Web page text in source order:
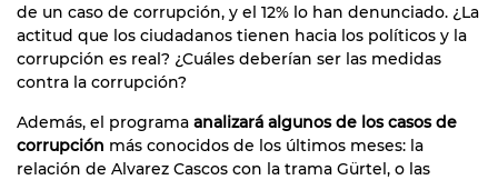
de un caso de corrupción, y el 12% lo han denunciado. ¿La
actitud que los ciudadanos tienen hacia los políticos y la
corrupción es real? ¿Cuáles deberían ser las medidas
contra la corrupción?
Además, el programa analizará algunos de los casos de
corrupción más conocidos de los últimos meses: la
relación de Alvarez Cascos con la trama Gürtel, o las